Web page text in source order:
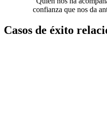
confianza que nos da
Casos de éxito